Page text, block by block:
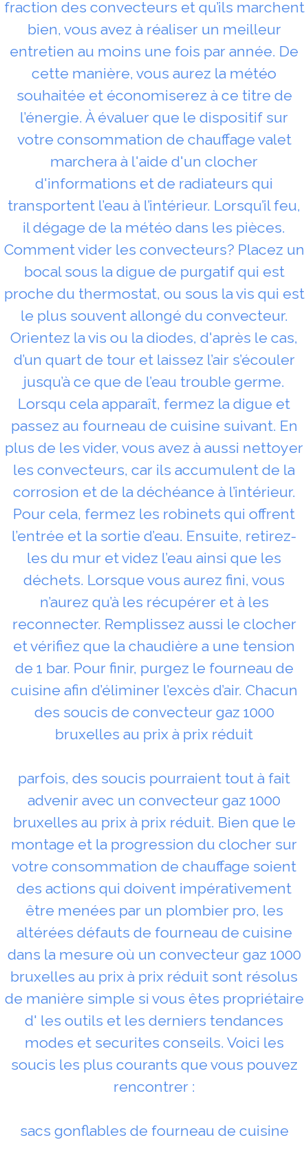
fraction des convecteurs et qu’ils marchent
bien, vous avez à réaliser un meilleur
entretien au moins une fois par année. De
cette manière, vous aurez la météo
souhaitée et économiserez à ce titre de
l’énergie. À évaluer que le dispositif sur
votre consommation de chauffage valet
marchera à l'aide d'un clocher
d'informations et de radiateurs qui
transportent l’eau à l’intérieur. Lorsqu’il feu,
il dégage de la météo dans les pièces.
Comment vider les convecteurs? Placez un
bocal sous la digue de purgatif qui est
proche du thermostat, ou sous la vis qui est
le plus souvent allongé du convecteur.
Orientez la vis ou la diodes, d'après le cas,
d’un quart de tour et laissez l’air s’écouler
jusqu’à ce que de l’eau trouble germe.
Lorsqu cela apparaît, fermez la digue et
passez au fourneau de cuisine suivant. En
plus de les vider, vous avez à aussi nettoyer
les convecteurs, car ils accumulent de la
corrosion et de la déchéance à l’intérieur.
Pour cela, fermez les robinets qui offrent
l’entrée et la sortie d’eau. Ensuite, retirez-
les du mur et videz l’eau ainsi que les
déchets. Lorsque vous aurez fini, vous
n’aurez qu’à les récupérer et à les
reconnecter. Remplissez aussi le clocher
et vérifiez que la chaudière a une tension
de 1 bar. Pour finir, purgez le fourneau de
cuisine afin d’éliminer l’excès d’air. Chacun
des soucis de convecteur gaz 1000
bruxelles au prix à prix réduit
parfois, des soucis pourraient tout à fait
advenir avec un convecteur gaz 1000
bruxelles au prix à prix réduit. Bien que le
montage et la progression du clocher sur
votre consommation de chauffage soient
des actions qui doivent impérativement
être menées par un plombier pro, les
altérées défauts de fourneau de cuisine
dans la mesure où un convecteur gaz 1000
bruxelles au prix à prix réduit sont résolus
de manière simple si vous êtes propriétaire
d' les outils et les derniers tendances
modes et securites conseils. Voici les
soucis les plus courants que vous pouvez
rencontrer :
sacs gonflables de fourneau de cuisine